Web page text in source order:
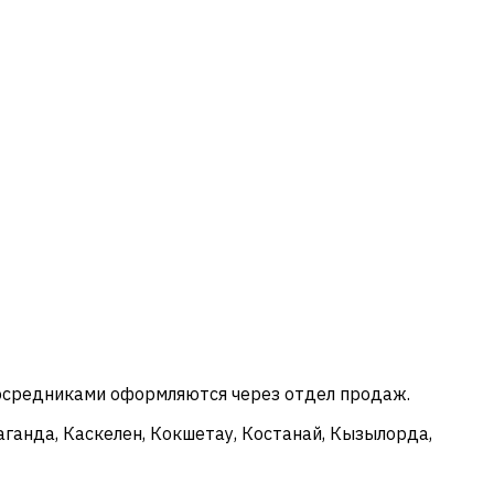
оформляются через отдел продаж.
Каскелен, Кокшетау, Костанай, Кызылорда,